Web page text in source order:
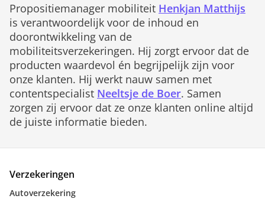
Propositiemanager mobiliteit Henkjan Matthijs
is verantwoordelijk voor de inhoud en
doorontwikkeling van de
mobiliteitsverzekeringen. Hij zorgt ervoor dat de
producten waardevol én begrijpelijk zijn voor
onze klanten. Hij werkt nauw samen met
contentspecialist Neeltsje de Boer. Samen
zorgen zij ervoor dat ze onze klanten online altijd
de juiste informatie bieden.
Verzekeringen
Autoverzekering